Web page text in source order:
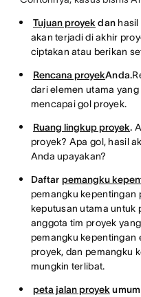
Tujuan proyek danhasil
akan terjadi di akhir
ciptakan atau berikan
Rencana proyekAnda.
dari elemen utama
mencapai gol proyek.
Ruang lingkup proyek.
proyek? Apa gol, hasil
Anda upayakan?
Daftar pemangku
pemangku kepentingan
keputusan utama untuk
anggota tim proyek
pemangku kepentingan
proyek, dan pemangku
mungkin terlibat.
peta jalan proyek